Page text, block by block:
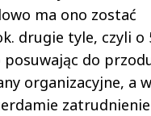
ma ono zostać
drugie tyle, czyli o
posuwając do
organizacyjne, a